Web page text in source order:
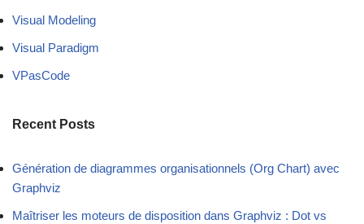
Visual Modeling
Visual Paradigm
VPasCode
Recent Posts
Génération de diagrammes organisationnels (Org Chart) avec
Graphviz
Maîtriser les moteurs de disposition dans Graphviz : Dot vs